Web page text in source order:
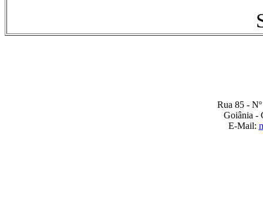
Rua 85 -
Goiânia -
E-Mail: